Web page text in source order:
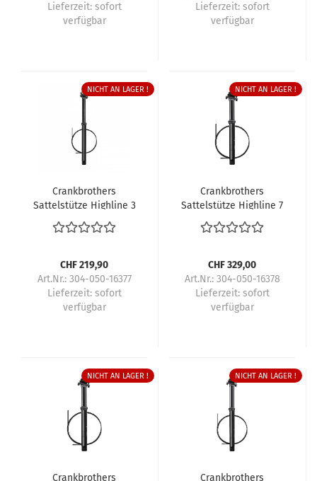
Lieferzeit: sofort
verfügbar
Lieferzeit: sofort
verfügbar
NICHT AN LAGER !
Crankbrothers
Sattelstütze Highline 3
CHF 219,90
Art.Nr.: 304-050-16377
Lieferzeit: sofort
verfügbar
NICHT AN LAGER !
Crankbrothers
Sattelstütze Highline 7
CHF 329,00
Art.Nr.: 304-050-16378
Lieferzeit: sofort
verfügbar
NICHT AN LAGER !
Crankbrothers
NICHT AN LAGER !
Crankbrothers